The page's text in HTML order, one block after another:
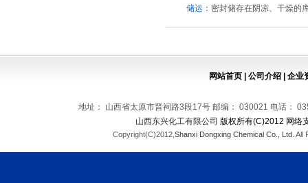
储运： 密封储存在阴凉、干燥的
网站首页 | 公司介绍 | 企业
地址： 山西省太原市晋祠路3段17号 邮编： 030021 电话：
山西东兴化工有限公司 版权所有(C)2012 网络
Copyright(C)2012, Shanxi Dongxing Chemical Co., Ltd. All